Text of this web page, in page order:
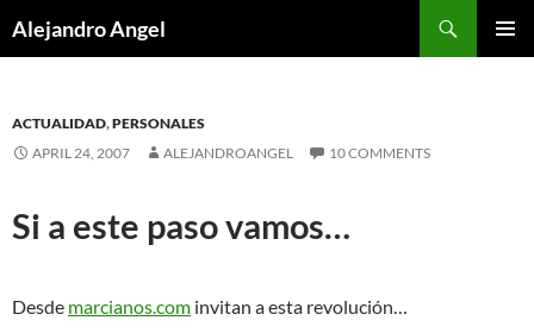
toAlejandro Angel
ACTUALIDAD,PERSONALES
APRIL 24, 2007
ALEJANDROANGEL 10 COMMENTS
Si a este paso vamos…
Desde marcianos.com invitan a esta revolución…